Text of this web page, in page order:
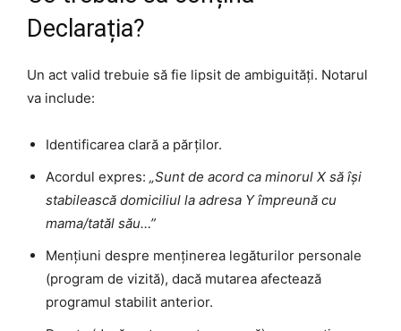
Declarația?
Un act valid trebuie să fie lipsit de ambiguități. Notarul
va include:
Identificarea clară a părților.
Acordul expres: „Sunt de acord ca minorul X să își
stabilească domiciliul la adresa Y împreună cu
mama/tatăl său…”
Mențiuni despre menținerea legăturilor personale
(program de vizită), dacă mutarea afectează
programul stabilit anterior.